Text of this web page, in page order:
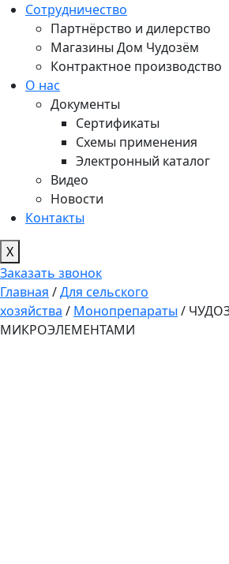
Сотрудничество
Партнёрство и дилерство
Магазины Дом Чудозём
Контрактное производство
О нас
Документы
Сертификаты
Схемы применения
Электронный каталог
Видео
Новости
Контакты
X
Заказать звонок
Главная /Для сельского
хозяйства / Монопрепараты /
МИКРОЭЛЕМЕНТАМИ